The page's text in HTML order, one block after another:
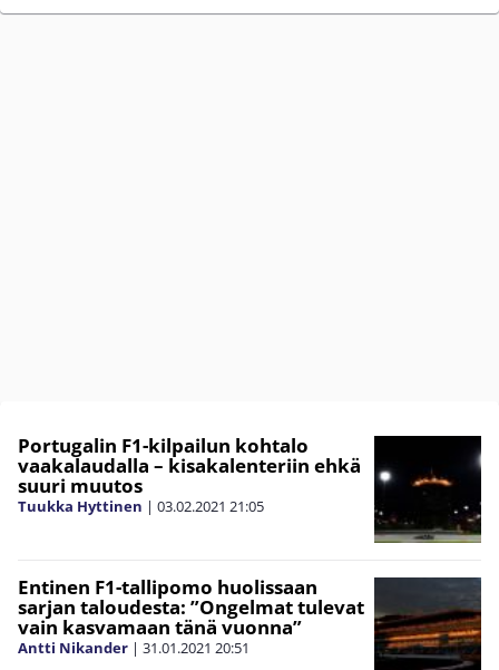
Portugalin F1-kilpailun kohtalo
vaakalaudalla – kisakalenteriin ehkä
suuri muutos
Tuukka Hyttinen | 03.02.2021 21:05
Entinen F1-tallipomo huolissaan
sarjan taloudesta: ”Ongelmat tulevat
vain kasvamaan tänä vuonna”
Antti Nikander | 31.01.2021 20:51